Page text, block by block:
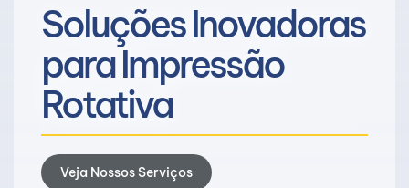
Soluções Inovadoras
para Impressão
Rotativa
Veja Nossos Serviços